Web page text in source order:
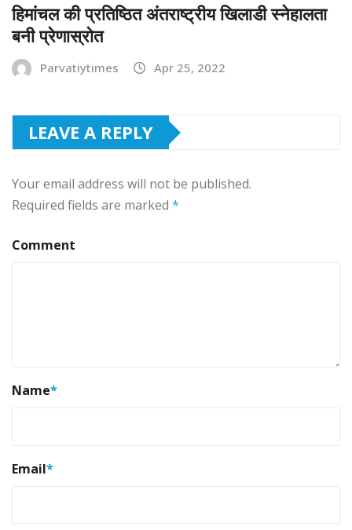
हिमांचल की प्रतिष्ठित अंतराष्ट्रीय खिलाडी स्नेहालता
बनी प्रेणास्रोत
Parvatiytimes Apr 25, 2022
LEAVE A REPLY
Your email address will not be published.
Required fields are marked *
Comment
Name*
Email*